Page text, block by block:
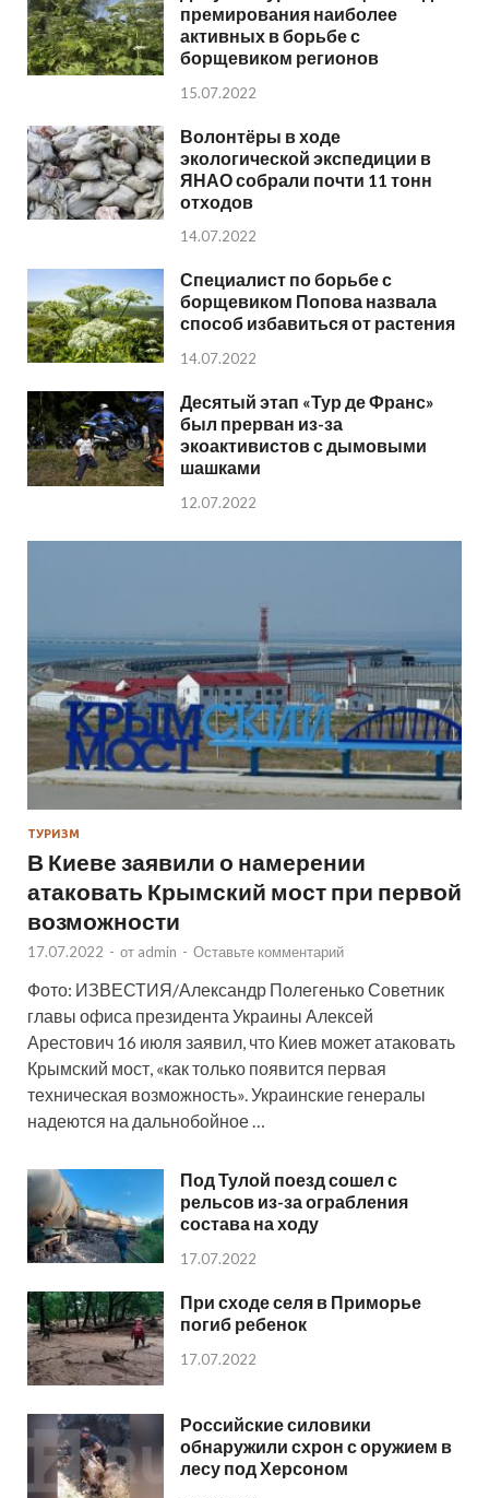
премирования наиболее
активных в борьбе с
борщевиком регионов
15.07.2022
Волонтёры в ходе
экологической экспедиции в
ЯНАО собрали почти 11 тонн
отходов
14.07.2022
Специалист по борьбе с
борщевиком Попова назвала
способ избавиться от растения
14.07.2022
Десятый этап «Тур де Франс»
был прерван из-за
экоактивистов с дымовыми
шашками
12.07.2022
ТУРИЗМ
В Киеве заявили о намерении
атаковать Крымский мост при первой
возможности
17.07.2022 - от admin - Оставьте комментарий
Фото: ИЗВЕСТИЯ/Александр Полегенько Советник
главы офиса президента Украины Алексей
Арестович 16 июля заявил, что Киев может атаковать
Крымский мост, «как только появится первая
техническая возможность». Украинские генералы
надеются на дальнобойное …
Под Тулой поезд сошел с
рельсов из-за ограбления
состава на ходу
17.07.2022
При сходе селя в Приморье
погиб ребенок
17.07.2022
Российские силовики
обнаружили схрон с оружием в
лесу под Херсоном